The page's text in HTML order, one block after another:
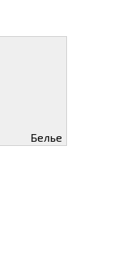
Белье